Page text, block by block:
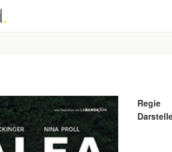
Regie